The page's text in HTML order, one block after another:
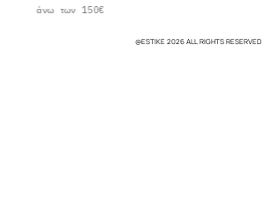
άνω των 150€
@ESTIKE 2026 ALL RIGHTS RESERVED